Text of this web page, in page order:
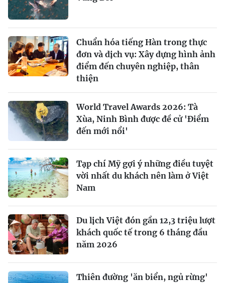
Chuẩn hóa tiếng Hàn trong thực
đơn và dịch vụ: Xây dựng hình ảnh
điểm đến chuyên nghiệp, thân
thiện
World Travel Awards 2026: Tà
Xùa, Ninh Bình được đề cử 'Điểm
đến mới nổi'
Tạp chí Mỹ gợi ý những điều tuyệt
vời nhất du khách nên làm ở Việt
Nam
Du lịch Việt đón gần 12,3 triệu lượt
khách quốc tế trong 6 tháng đầu
năm 2026
Thiên đường 'ăn biển, ngủ rừng'